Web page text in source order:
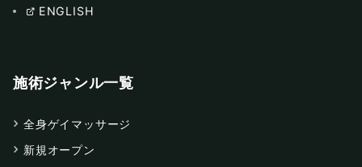
ENGLISH
施術ジャンル一覧
全身ゲイマッサージ
新規オープン